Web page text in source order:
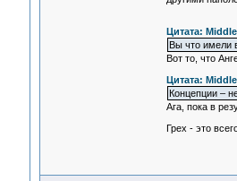
Цитата:
Вы что имели
Вот то, что
Цитата:
Концепции –
Ага, пока в
Грех - это